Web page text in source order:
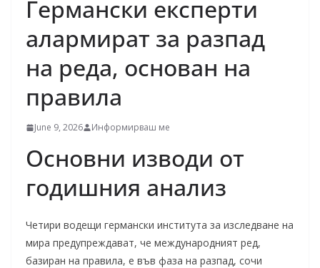
Германски експерти
алармират за разпад
на реда, основан на
правила
June 9, 2026 Информирваш ме
Основни изводи от
годишния анализ
Четири водещи германски института за изследване на
мира предупреждават, че международният ред,
базиран на правила, е във фаза на разпад, сочи